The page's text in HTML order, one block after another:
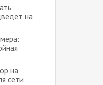
на
на
сети